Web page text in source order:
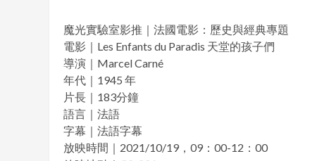
魔光實驗室影推｜法國電影：歷史與經典專題
電影｜Les Enfants du Paradis 天堂的孩子們
導演｜Marcel Carné
年代｜1945 年
片長｜183分鐘
語言｜法語
字幕｜法語字幕
放映時間｜2021/10/19，09：00-12：00